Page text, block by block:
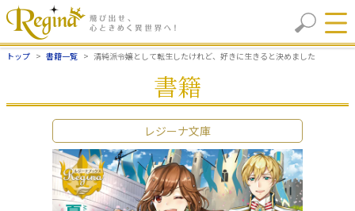
トップ 書籍一覧 清純派令嬢として転生したけれど、好きに生きると決めました
書籍
レジーナ文庫